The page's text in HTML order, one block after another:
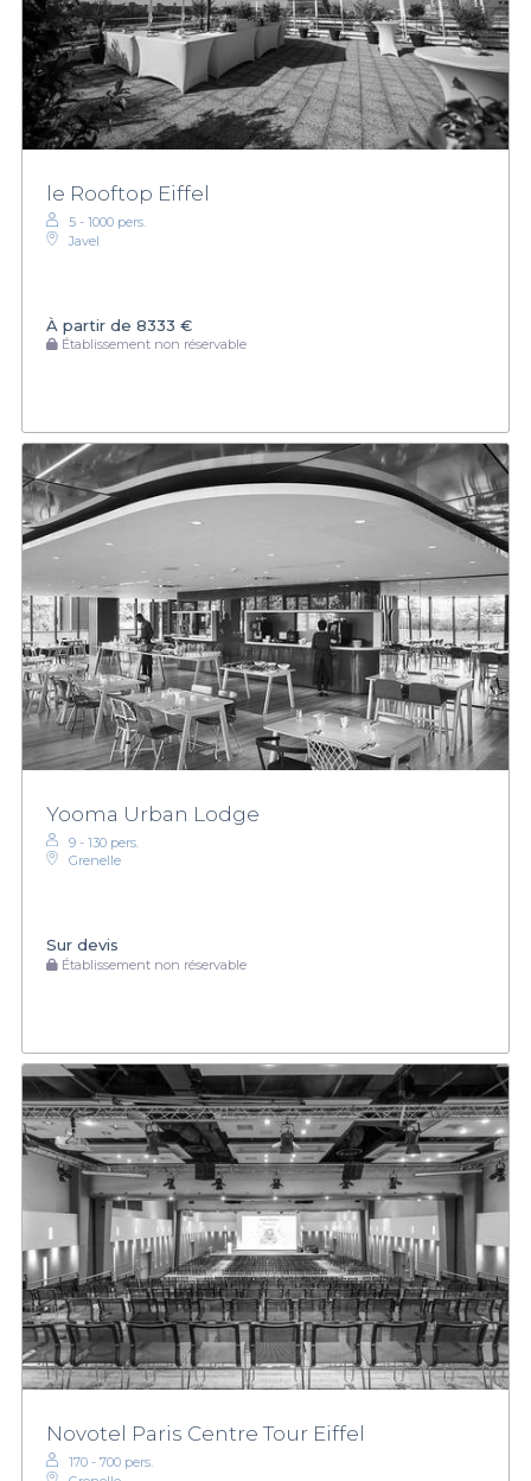
le Rooftop Eiffel
5 - 1000 pers.
Javel
À partir de 8333 €
Établissement non réservable
Yooma Urban Lodge
9 - 130 pers.
Grenelle
Sur devis
Établissement non réservable
Novotel Paris Centre Tour Eiffel
170 - 700 pers.